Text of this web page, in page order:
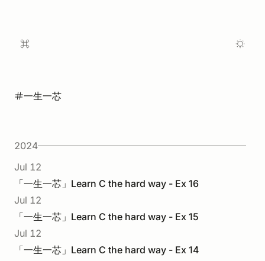
一生一芯
2024
Jul 12
「一生一芯」Learn C the hard way - Ex 16
Jul 12
「一生一芯」Learn C the hard way - Ex 15
Jul 12
「一生一芯」Learn C the hard way - Ex 14